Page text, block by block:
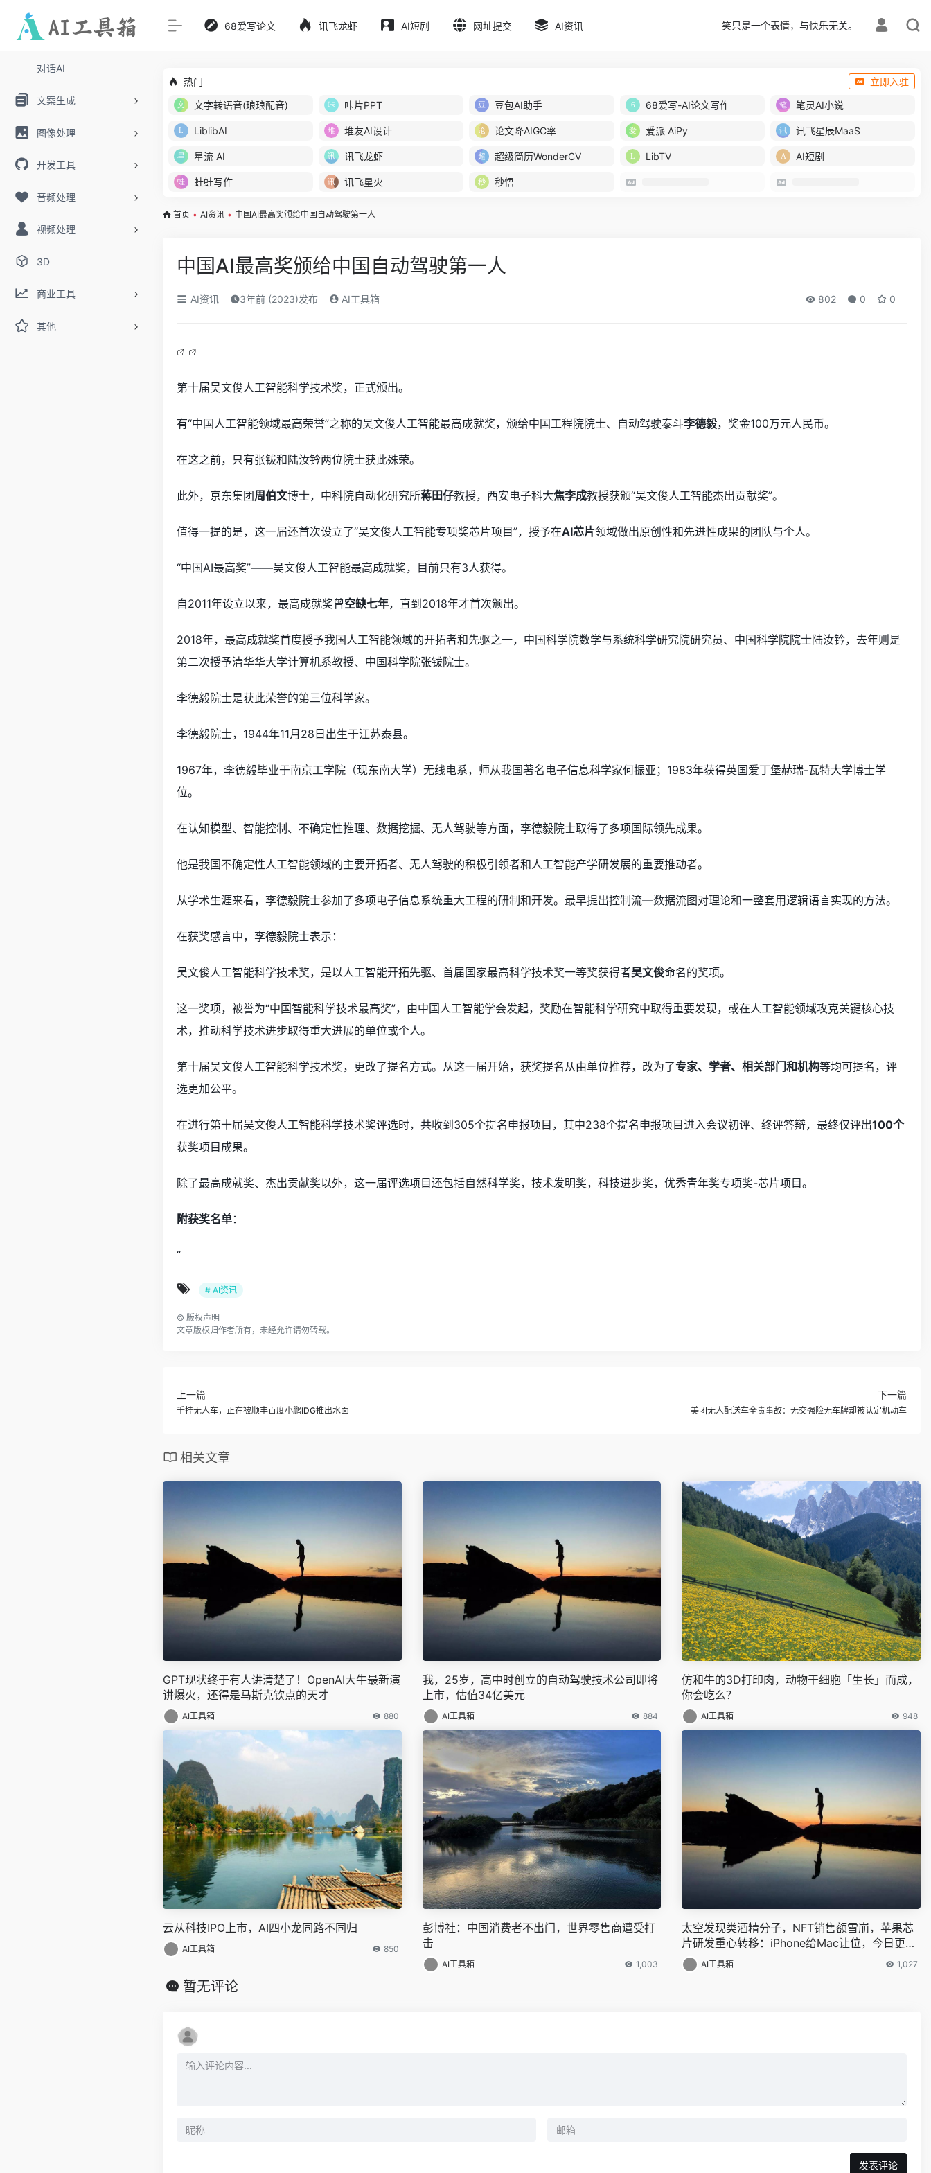
对话AI
文案生成
图像处理
开发工具
音频处理
视频处理
3D
商业工具
其他
68爱写论文 讯飞龙虾 AI短剧 网址提交 AI资讯 笑只是一个表情，与快乐无关。
热门
立即入驻
文字转语音(琅琅配音)
咔片PPT 豆包AI助手 68爱写-AI论文写作 笔灵AI小说
LiblibAI 堆友AI设计 论文降AIGC率 爱派 AiPy 讯飞星辰MaaS
星流 AI 讯飞龙虾 超级简历WonderCV LibTV AI短剧
蛙蛙写作 讯飞星火 秒悟
首页 • AI资讯 • 中国AI最高奖颁给中国自动驾驶第一人
中国AI最高奖颁给中国自动驾驶第一人
AI资讯 3年前 (2023)发布 AI工具箱 802 0 0
第十届吴文俊人工智能科学技术奖，正式颁出。
有“中国人工智能领域最高荣誉”之称的吴文俊人工智能最高成就奖，颁给中国工程院院士、自动驾驶泰斗李德毅，奖金100万元人民币。
在这之前，只有张钹和陆汝钤两位院士获此殊荣。
此外，京东集团周伯文博士，中科院自动化研究所蒋田仔教授，西安电子科大焦李成教授获颁“吴文俊人工智能杰出贡献奖”。
值得一提的是，这一届还首次设立了“吴文俊人工智能专项奖芯片项目”，授予在AI芯片领域做出原创性和先进性成果的团队与个人。
“中国AI最高奖”——吴文俊人工智能最高成就奖，目前只有3人获得。
自2011年设立以来，最高成就奖曾空缺七年，直到2018年才首次颁出。
2018年，最高成就奖首度授予我国人工智能领域的开拓者和先驱之一，中国科学院数学与系统科学研究院研究员、中国科学院院士陆汝钤，去年则是
第二次授予清华华大学计算机系教授、中国科学院张钹院士。
李德毅院士是获此荣誉的第三位科学家。
李德毅院士，1944年11月28日出生于江苏泰县。
1967年，李德毅毕业于南京工学院（现东南大学）无线电系，师从我国著名电子信息科学家何振亚；1983年获得英国爱丁堡赫瑞-瓦特大学博士学
位。
在认知模型、智能控制、不确定性推理、数据挖掘、无人驾驶等方面，李德毅院士取得了多项国际领先成果。
他是我国不确定性人工智能领域的主要开拓者、无人驾驶的积极引领者和人工智能产学研发展的重要推动者。
从学术生涯来看，李德毅院士参加了多项电子信息系统重大工程的研制和开发。最早提出控制流—数据流图对理论和一整套用逻辑语言实现的方法。
在获奖感言中，李德毅院士表示：
吴文俊人工智能科学技术奖，是以人工智能开拓先驱、首届国家最高科学技术奖一等奖获得者吴文俊命名的奖项。
这一奖项，被誉为“中国智能科学技术最高奖”，由中国人工智能学会发起，奖励在智能科学研究中取得重要发现，或在人工智能领域攻克关键核心技
术，推动科学技术进步取得重大进展的单位或个人。
第十届吴文俊人工智能科学技术奖，更改了提名方式。从这一届开始，获奖提名从由单位推荐，改为了专家、学者、相关部门和机构等均可提名，评
选更加公平。
在进行第十届吴文俊人工智能科学技术奖评选时，共收到305个提名申报项目，其中238个提名申报项目进入会议初评、终评答辩，最终仅评出100个
获奖项目成果。
除了最高成就奖、杰出贡献奖以外，这一届评选项目还包括自然科学奖，技术发明奖，科技进步奖，优秀青年奖专项奖-芯片项目。
附获奖名单：
“
# AI资讯
© 版权声明
文章版权归作者所有，未经允许请勿转载。
上一篇
千挂无人车，正在被顺丰百度小鹏IDG推出水面
下一篇
美团无人配送车全责事故：无交强险无车牌却被认定机动车
相关文章
GPT现状终于有人讲清楚了！OpenAI大牛最新演
讲爆火，还得是马斯克钦点的天才
AI工具箱 880
我，25岁，高中时创立的自动驾驶技术公司即将
上市，估值34亿美元
AI工具箱 884
仿和牛的3D打印肉，动物干细胞「生长」而成，
你会吃么？
AI工具箱 948
云从科技IPO上市，AI四小龙同路不同归
AI工具箱 850
彭博社：中国消费者不出门，世界零售商遭受打
击
AI工具箱 1,003
太空发现类酒精分子，NFT销售额雪崩，苹果芯
片研发重心转移：iPhone给Mac让位，今日更多
大新闻在此
AI工具箱 1,027
暂无评论
发表评论